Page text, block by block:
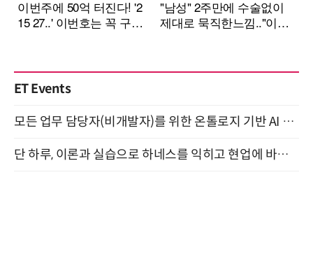
ET Events
모든 업무 담당자(비개발자)를 위한 온톨로지 기반 AI 지식체계 설계 1-day 워크숍 8월 20일 개최
단 하루, 이론과 실습으로 하네스를 익히고 현업에 바로 쓰는 핸즈온 워크숍 (8/20)